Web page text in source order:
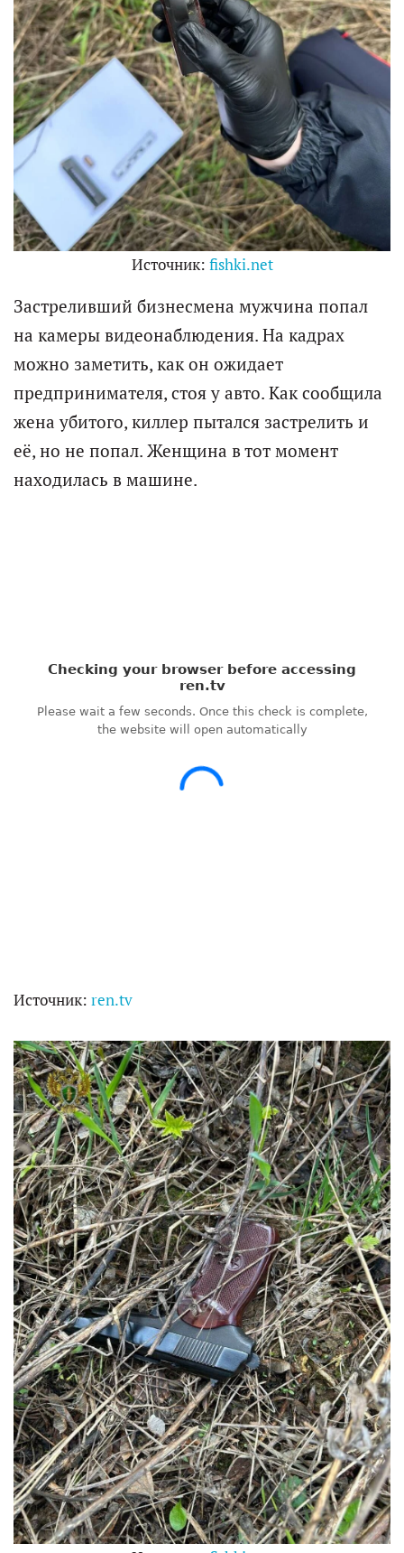
Источник: fishki.net
Застреливший бизнесмена мужчина попал
на камеры видеонаблюдения. На кадрах
можно заметить, как он ожидает
предпринимателя, стоя у авто. Как сообщила
жена убитого, киллер пытался застрелить и
её, но не попал. Женщина в тот момент
находилась в машине.
Источник: ren.tv